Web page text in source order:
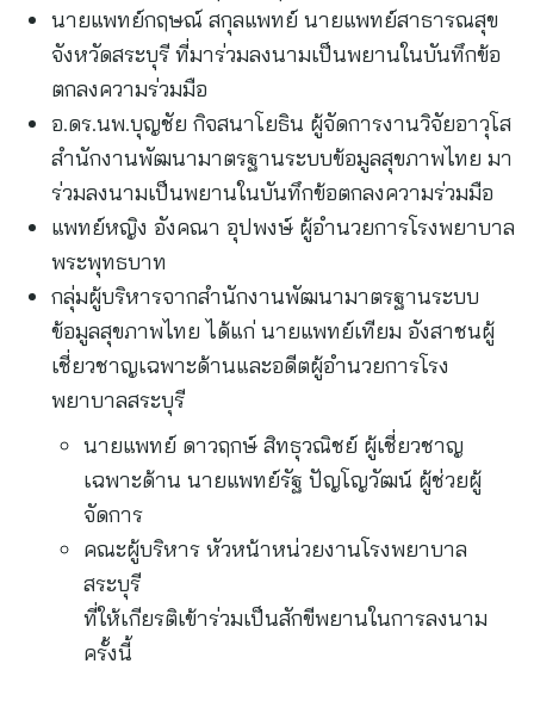
นายแพทย์กฤษณ์ สกุลแพทย์ นายแพทย์สาธารณสุข
จังหวัดสระบุรี ที่มาร่วมลงนามเป็นพยานในบันทึกข้อ
ตกลงความร่วมมือ
อ.ดร.นพ.บุญชัย กิจสนาโยธิน ผู้จัดการงานวิจัยอาวุโส
สำนักงานพัฒนามาตรฐานระบบข้อมูลสุขภาพไทย มา
ร่วมลงนามเป็นพยานในบันทึกข้อตกลงความร่วมมือ
แพทย์หญิง อังคณา อุปพงษ์ ผู้อำนวยการโรงพยาบาล
พระพุทธบาท
กลุ่มผู้บริหารจากสำนักงานพัฒนามาตรฐานระบบ
ข้อมูลสุขภาพไทย ได้แก่ นายแพทย์เทียม อังสาชนผู้
เชี่ยวชาญเฉพาะด้านและอดีตผู้อำนวยการโรง
พยาบาลสระบุรี
นายแพทย์ ดาวฤกษ์ สิทธุวณิชย์ ผู้เชี่ยวชาญ
เฉพาะด้าน นายแพทย์รัฐ ปัญโญวัฒน์ ผู้ช่วยผู้
จัดการ
คณะผู้บริหาร หัวหน้าหน่วยงานโรงพยาบาล
สระบุรี
ที่ให้เกียรติเข้าร่วมเป็นสักขีพยานในการลงนาม
ครั้งนี้